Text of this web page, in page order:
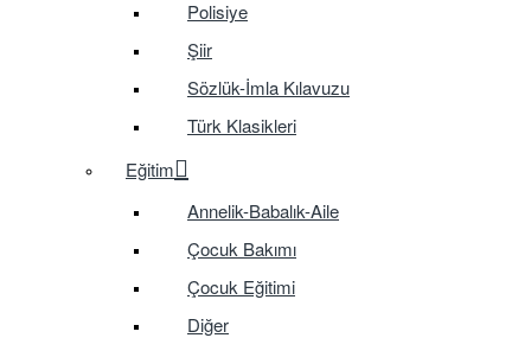
Polisiye
Şiir
Sözlük-İmla Kılavuzu
Türk Klasikleri
Eğitim
Annelik-Babalık-Aile
Çocuk Bakımı
Çocuk Eğitimi
Diğer